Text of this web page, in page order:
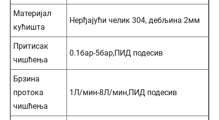
Материјал
кућишта
Нерђајући челик 304, дебљина 2мм
Притисак
чишћења
0.1бар-5бар,ПИД подесив
Брзина
протока
чишћења
1Л/мин-8Л/мин,ПИД подесив